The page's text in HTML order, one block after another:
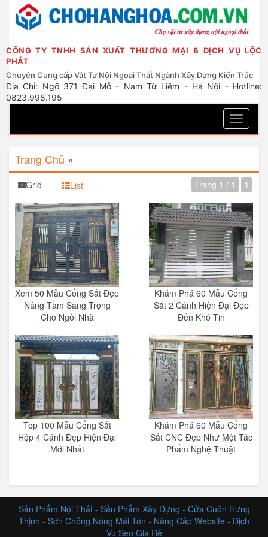
CÔNG TY TNHH SẢN XUẤT THƯƠNG MẠI & DỊCH VỤ LỘC
PHÁT
Chuyên Cung cấp Vật Tư Nội Ngoai Thất Ngành Xây Dựng Kiến Trúc
Địa Chỉ: Ngõ 371 Đại Mỗ - Nam Từ Liêm - Hà Nội - Hotline:
0823.998.195
Toggle
Trang Chủ »
Grid List Trang 1 / 1 1
Xem 50 Mẫu Cổng Sắt Đẹp
Nâng Tầm Sang Trọng
Cho Ngôi Nhà
Khám Phá 60 Mẫu Cổng
Sắt 2 Cánh Hiện Đại Đẹp
Đến Khó Tin
Top 100 Mẫu Cổng Sắt
Hộp 4 Cánh Đẹp Hiện Đại
Mới Nhất
Khám Phá 60 Mẫu Cổng
Sắt CNC Đẹp Như Một Tác
Phẩm Nghệ Thuật
Sản Phẩm Nội Thất- Sản Phẩm Xây Dựng - Cửa Cuốn Hưng
Thịnh - Sơn Chống Nóng Mái Tôn - Nâng Cấp Website - Dịch
Vụ Seo Giá Rẻ